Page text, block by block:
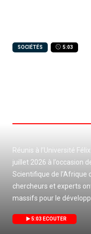
SOCIÉTÉS 5:03
Réunis à l’Université
juillet 2026 à l’occasion
Scientifique de l’Afrique
chercheurs et experts
massifs pour le
5:03 ECOUTER